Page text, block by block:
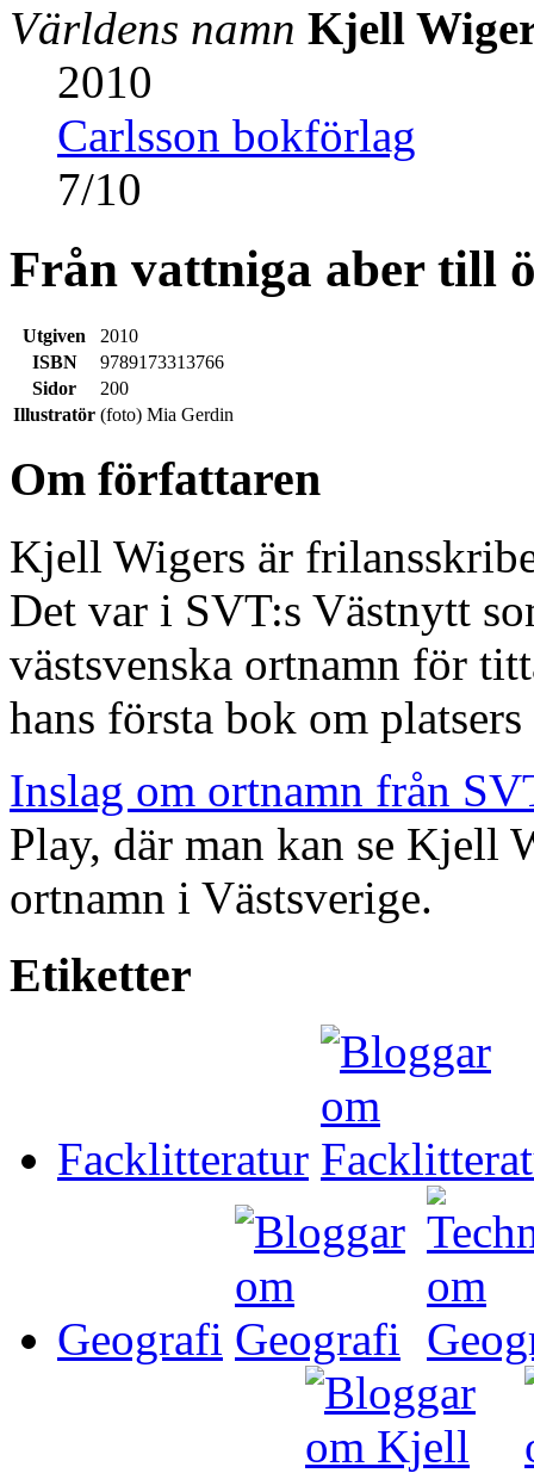
Världens namn Kjell
2010
Carlsson bokförlag
7/10
Från vattniga aber till
Utgiven
2010
ISBN
9789173313766
Sidor
200
Illustratör (foto) Mia Gerdin
Om författaren
Kjell Wigers är
Det var i SVT:s Västnytt
västsvenska ortnamn för
hans första bok om
Inslag om ortnamn från
Play, där man kan se Kjell
ortnamn i Västsverige.
Etiketter
Facklitteratur
Geografi